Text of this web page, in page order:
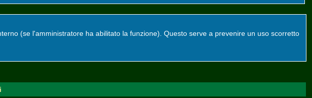
(se l'amministratore ha abilitato la funzione). Questo serve a prevenire un uso scorretto